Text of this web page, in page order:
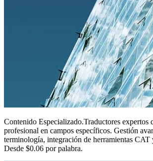
Contenido Especializado.Traductores expertos
profesional en campos específicos. Gestión
terminología, integración de herramientas CAT
Desde $0.06 por palabra.